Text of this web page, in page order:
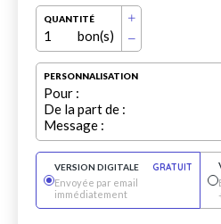
QUANTITÉ
1 bon(s)
PERSONNALISATION
Pour :
De la part de :
Message :
VERSION DIGITALE
GRATUIT
Envoyée par email
immédiatement